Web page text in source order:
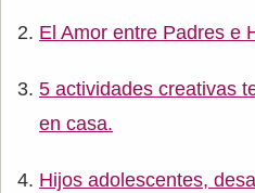
El Amor entre Padres e
5 actividades creativas
en casa.
Hijos adolescentes,